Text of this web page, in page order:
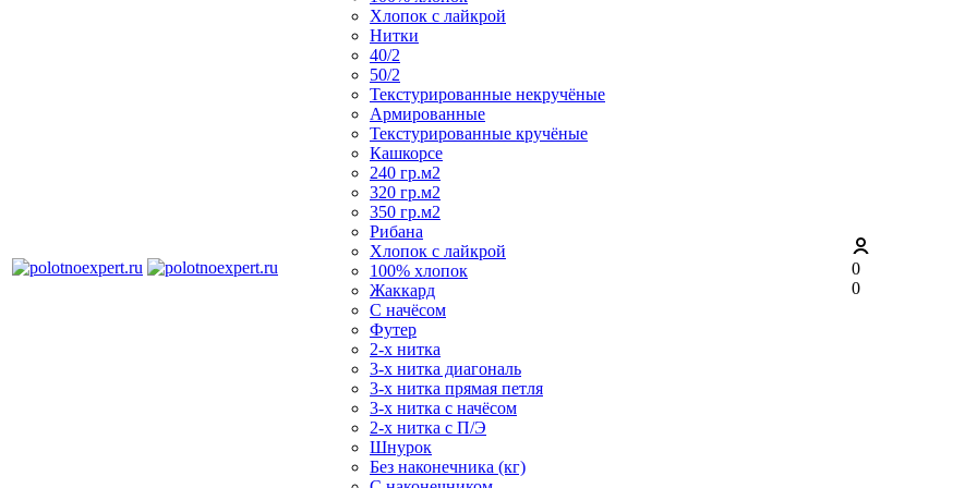
Хлопок с лайкрой
Нитки
40/2
50/2
Текстурированные некручёные
Армированные
Текстурированные кручёные
Кашкорсе
240 гр.м2
320 гр.м2
350 гр.м2
Рибана
Хлопок с лайкрой
100% хлопок
Жаккард
С начёсом
Футер
2-х нитка
3-х нитка диагональ
3-х нитка прямая петля
3-х нитка с начёсом
2-х нитка с П/Э
Шнурок
Без наконечника (кг)
0
0